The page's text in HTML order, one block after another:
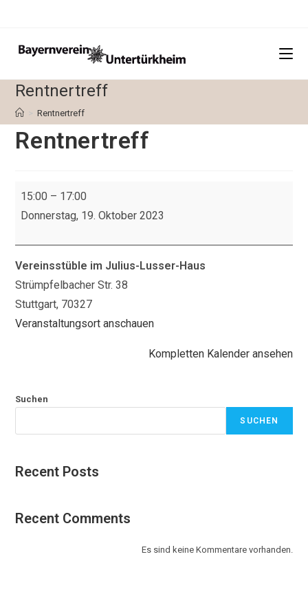
Rentnertreff
> Rentnertreff
Rentnertreff
15:00 – 17:00
Donnerstag, 19. Oktober 2023
Vereinsstüble im Julius-Lusser-Haus
Strümpfelbacher Str. 38
Stuttgart, 70327
Veranstaltungsort anschauen
Kompletten Kalender ansehen
Suchen
SUCHEN
Recent Posts
Recent Comments
Es sind keine Kommentare vorhanden.